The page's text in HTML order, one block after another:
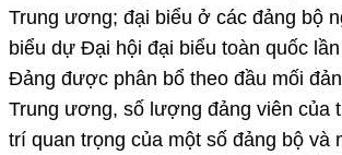
Trung ương; đại biểu ở các đảng bộ
biểu dự Đại hội đại biểu toàn quốc
Đảng được phân bổ theo đầu mối
Trung ương, số lượng đảng viên của
trí quan trọng của một số đảng bộ và